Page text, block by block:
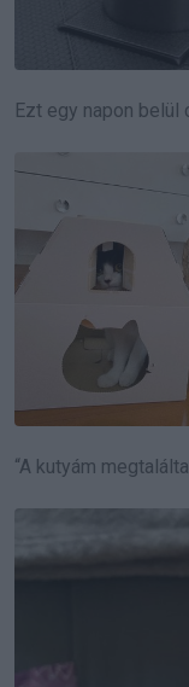
Ezt egy napon belül
“A kutyám